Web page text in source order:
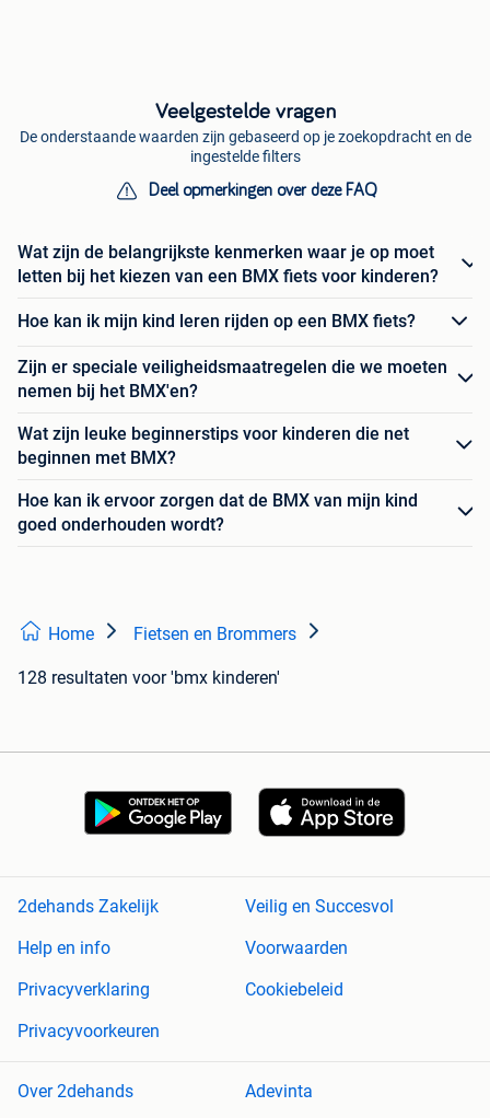
Veelgestelde vragen
De onderstaande waarden zijn gebaseerd op je zoekopdracht en de
ingestelde filters
Deel opmerkingen over deze FAQ
Wat zijn de belangrijkste kenmerken waar je op moet
letten bij het kiezen van een BMX fiets voor kinderen?
Hoe kan ik mijn kind leren rijden op een BMX fiets?
Zijn er speciale veiligheidsmaatregelen die we moeten
nemen bij het BMX'en?
Wat zijn leuke beginnerstips voor kinderen die net
beginnen met BMX?
Hoe kan ik ervoor zorgen dat de BMX van mijn kind
goed onderhouden wordt?
Home Fietsen en Brommers
128 resultaten voor 'bmx kinderen'
2dehands Zakelijk
Veilig en Succesvol
Help en info
Voorwaarden
Privacyverklaring
Cookiebeleid
Privacyvoorkeuren
Over 2dehands Adevinta